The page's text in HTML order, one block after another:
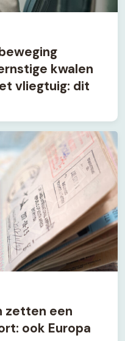
kwalen
vliegtuig: dit
zetten een
ook Europa